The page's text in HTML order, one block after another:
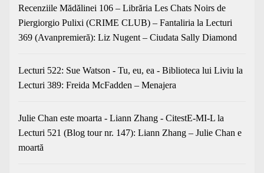
Recenziile Mădălinei 106 – Librăria Les Chats Noirs de
Piergiorgio Pulixi (CRIME CLUB) – Fantaliria la Lecturi
369 (Avanpremieră): Liz Nugent – Ciudata Sally Diamond
Lecturi 522: Sue Watson - Tu, eu, ea - Biblioteca lui Liviu la
Lecturi 389: Freida McFadden – Menajera
Julie Chan este moarta - Liann Zhang - CitestE-MI-L la
Lecturi 521 (Blog tour nr. 147): Liann Zhang – Julie Chan e
moartă